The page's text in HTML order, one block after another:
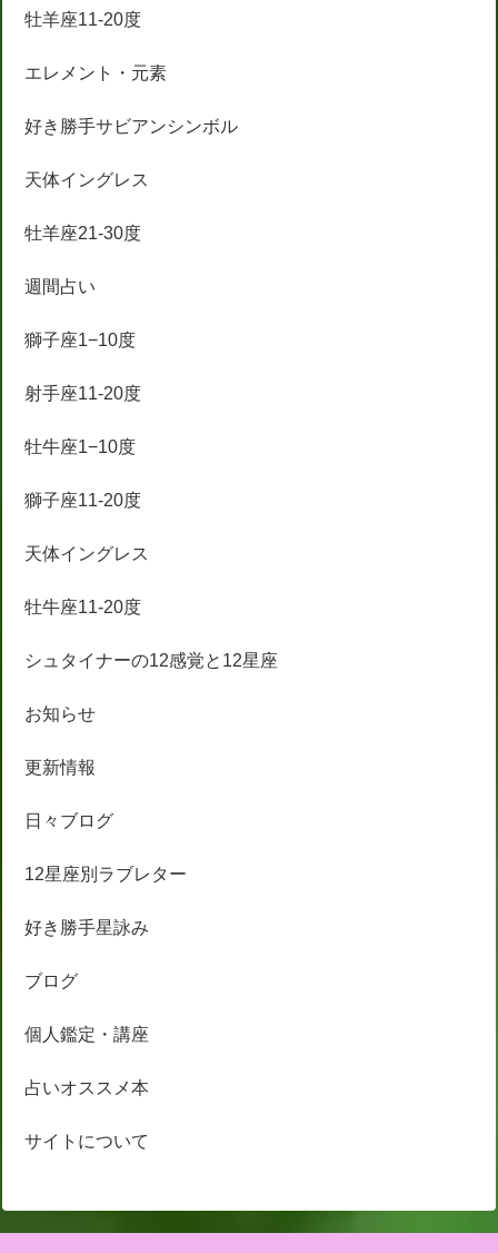
牡羊座11-20度
エレメント・元素
好き勝手サビアンシンボル
天体イングレス
牡羊座21-30度
週間占い
獅子座1−10度
射手座11-20度
牡牛座1−10度
獅子座11-20度
天体イングレス
牡牛座11-20度
シュタイナーの12感覚と12星座
お知らせ
更新情報
日々ブログ
12星座別ラブレター
好き勝手星詠み
ブログ
個人鑑定・講座
占いオススメ本
サイトについて